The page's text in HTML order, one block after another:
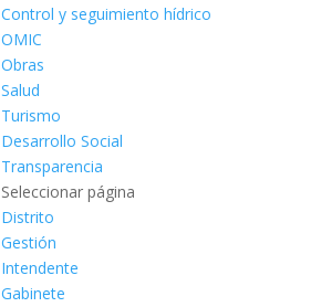
Control y seguimiento hídrico
OMIC
Obras
Salud
Turismo
Desarrollo Social
Transparencia
Seleccionar página
Distrito
Gestión
Intendente
Gabinete